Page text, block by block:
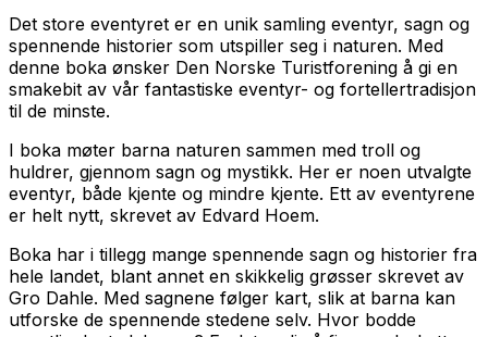
Det store eventyret er en unik samling eventyr, sagn og
spennende historier som utspiller seg i naturen. Med
denne boka ønsker Den Norske Turistforening å gi en
smakebit av vår fantastiske eventyr- og fortellertradisjon
til de minste.
I boka møter barna naturen sammen med troll og
huldrer, gjennom sagn og mystikk. Her er noen utvalgte
eventyr, både kjente og mindre kjente. Ett av eventyrene
er helt nytt, skrevet av Edvard Hoem.
Boka har i tillegg mange spennende sagn og historier fra
hele landet, blant annet en skikkelig grøsser skrevet av
Gro Dahle. Med sagnene følger kart, slik at barna kan
utforske de spennende stedene selv. Hvor bodde